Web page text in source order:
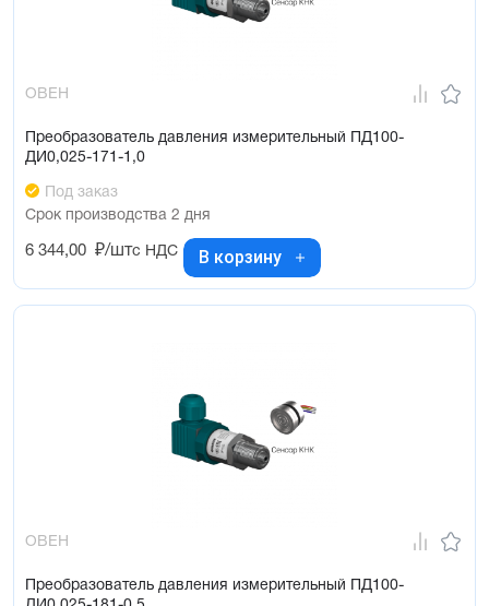
ОВЕН
Преобразователь давления измерительный ПД100-
ДИ0,025-171-1,0
Под заказ
Срок производства 2 дня
6 344,00 ₽/штс НДС В корзину
ОВЕН
Преобразователь давления измерительный ПД100-